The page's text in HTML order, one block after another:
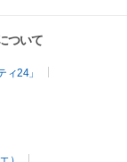
ついて
24」